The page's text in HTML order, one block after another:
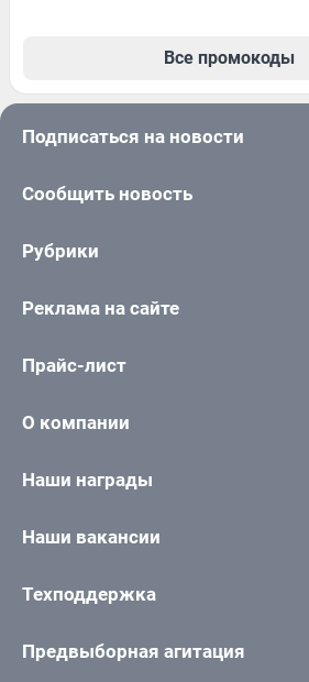
Все промокоды
Подписаться на новости
Сообщить новость
Рубрики
Реклама на сайте
Прайс-лист
О компании
Наши награды
Наши вакансии
Техподдержка
Предвыборная агитация